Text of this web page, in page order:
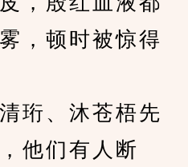
，顿时被惊得
、沐苍梧先
他们有人断